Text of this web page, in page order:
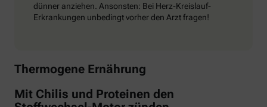
dünner anziehen. Ansonsten: Bei Herz-Kreislauf-
Erkrankungen unbedingt vorher den Arzt fragen!
Thermogene Ernährung
Mit Chilis und Proteinen den